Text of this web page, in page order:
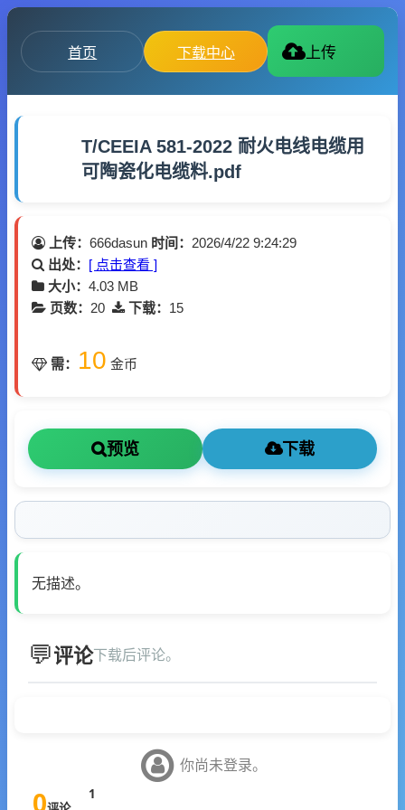
首页 下载中心 上传
T/CEEIA 581-2022 耐火电线电缆用
可陶瓷化电缆料.pdf
上传： 666dasun 时间： 2026/4/22 9:24:29
出处： [ 点击查看 ]
大小： 4.03 MB
页数： 20 下载： 15
需： 10 金币
预览 下载
无描述。
评论下载后评论。
你尚未登录。
0 1